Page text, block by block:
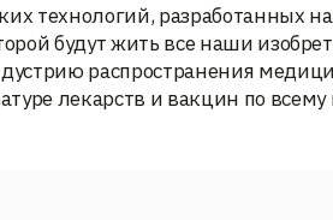
технологий, разработанных
будут жить все наши
распространения
лекарств и вакцин по